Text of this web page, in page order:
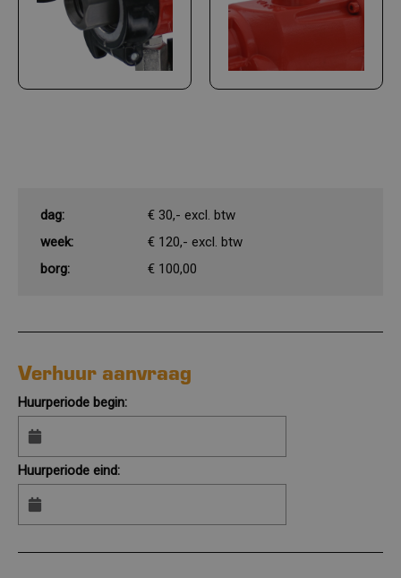
dag:
€ 30,- excl. btw
week:
€ 120,- excl. btw
borg:
€ 100,00
Verhuur aanvraag
Huurperiode begin:
Huurperiode eind: